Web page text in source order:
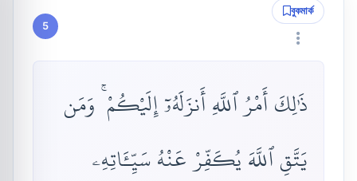
5
বুকমার্ক
ذَٰلِكَ أَمْرُ ٱللَّهِ أَنزَلَهُۥٓ إِلَيْكُمْ ۚ وَمَن
يَتَّقِ ٱللَّهَ يُكَفِّرْ عَنْهُ سَيِّـَٔاتِهِۦ